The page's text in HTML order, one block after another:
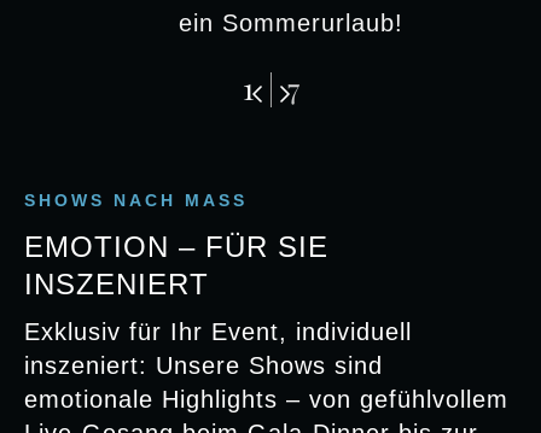
ein Sommerurlaub!
1 7
SHOWS NACH MASS
EMOTION – FÜR SIE
INSZENIERT
Exklusiv für Ihr Event, individuell
inszeniert: Unsere Shows sind
emotionale Highlights – von gefühlvollem